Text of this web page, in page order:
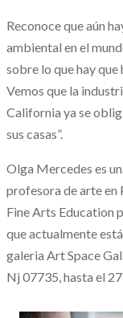
Reconoce que aún
ambiental en el
sobre lo que hay
Vemos que la
California ya se
sus casas”.
Olga Mercedes es
profesora de arte en
Fine Arts Education
que actualmente
galeria Art Space
Nj 07735, hasta el